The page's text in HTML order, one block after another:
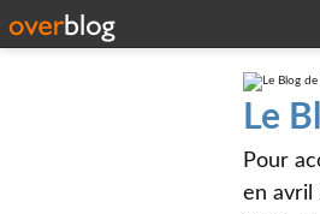
Le
Pour
en avril